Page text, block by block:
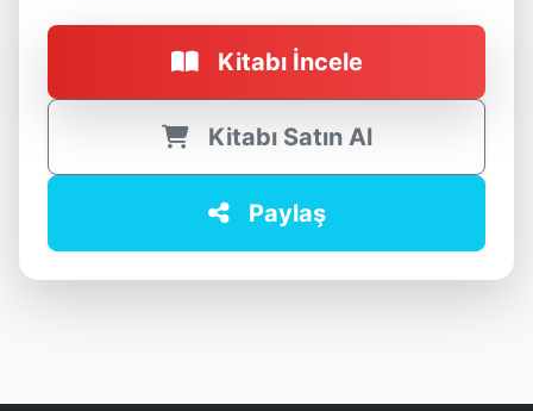
Kitabı İncele
Kitabı Satın Al
Paylaş